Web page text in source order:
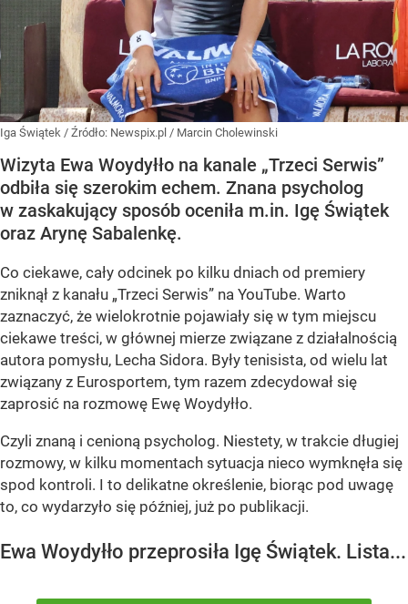
Iga Świątek / Źródło: Newspix.pl / Marcin Cholewinski
Wizyta Ewa Woydyłło na kanale „Trzeci Serwis”
odbiła się szerokim echem. Znana psycholog
w zaskakujący sposób oceniła m.in. Igę Świątek
oraz Arynę Sabalenkę.
Co ciekawe, cały odcinek po kilku dniach od premiery
zniknął z kanału „Trzeci Serwis” na YouTube. Warto
zaznaczyć, że wielokrotnie pojawiały się w tym miejscu
ciekawe treści, w głównej mierze związane z działalnością
autora pomysłu, Lecha Sidora. Były tenisista, od wielu lat
związany z Eurosportem, tym razem zdecydował się
zaprosić na rozmowę Ewę Woydyłło.
Czyli znaną i cenioną psycholog. Niestety, w trakcie długiej
rozmowy, w kilku momentach sytuacja nieco wymknęła się
spod kontroli. I to delikatne określenie, biorąc pod uwagę
to, co wydarzyło się później, już po publikacji.
Ewa Woydyłło przeprosiła Igę Świątek. Lista...